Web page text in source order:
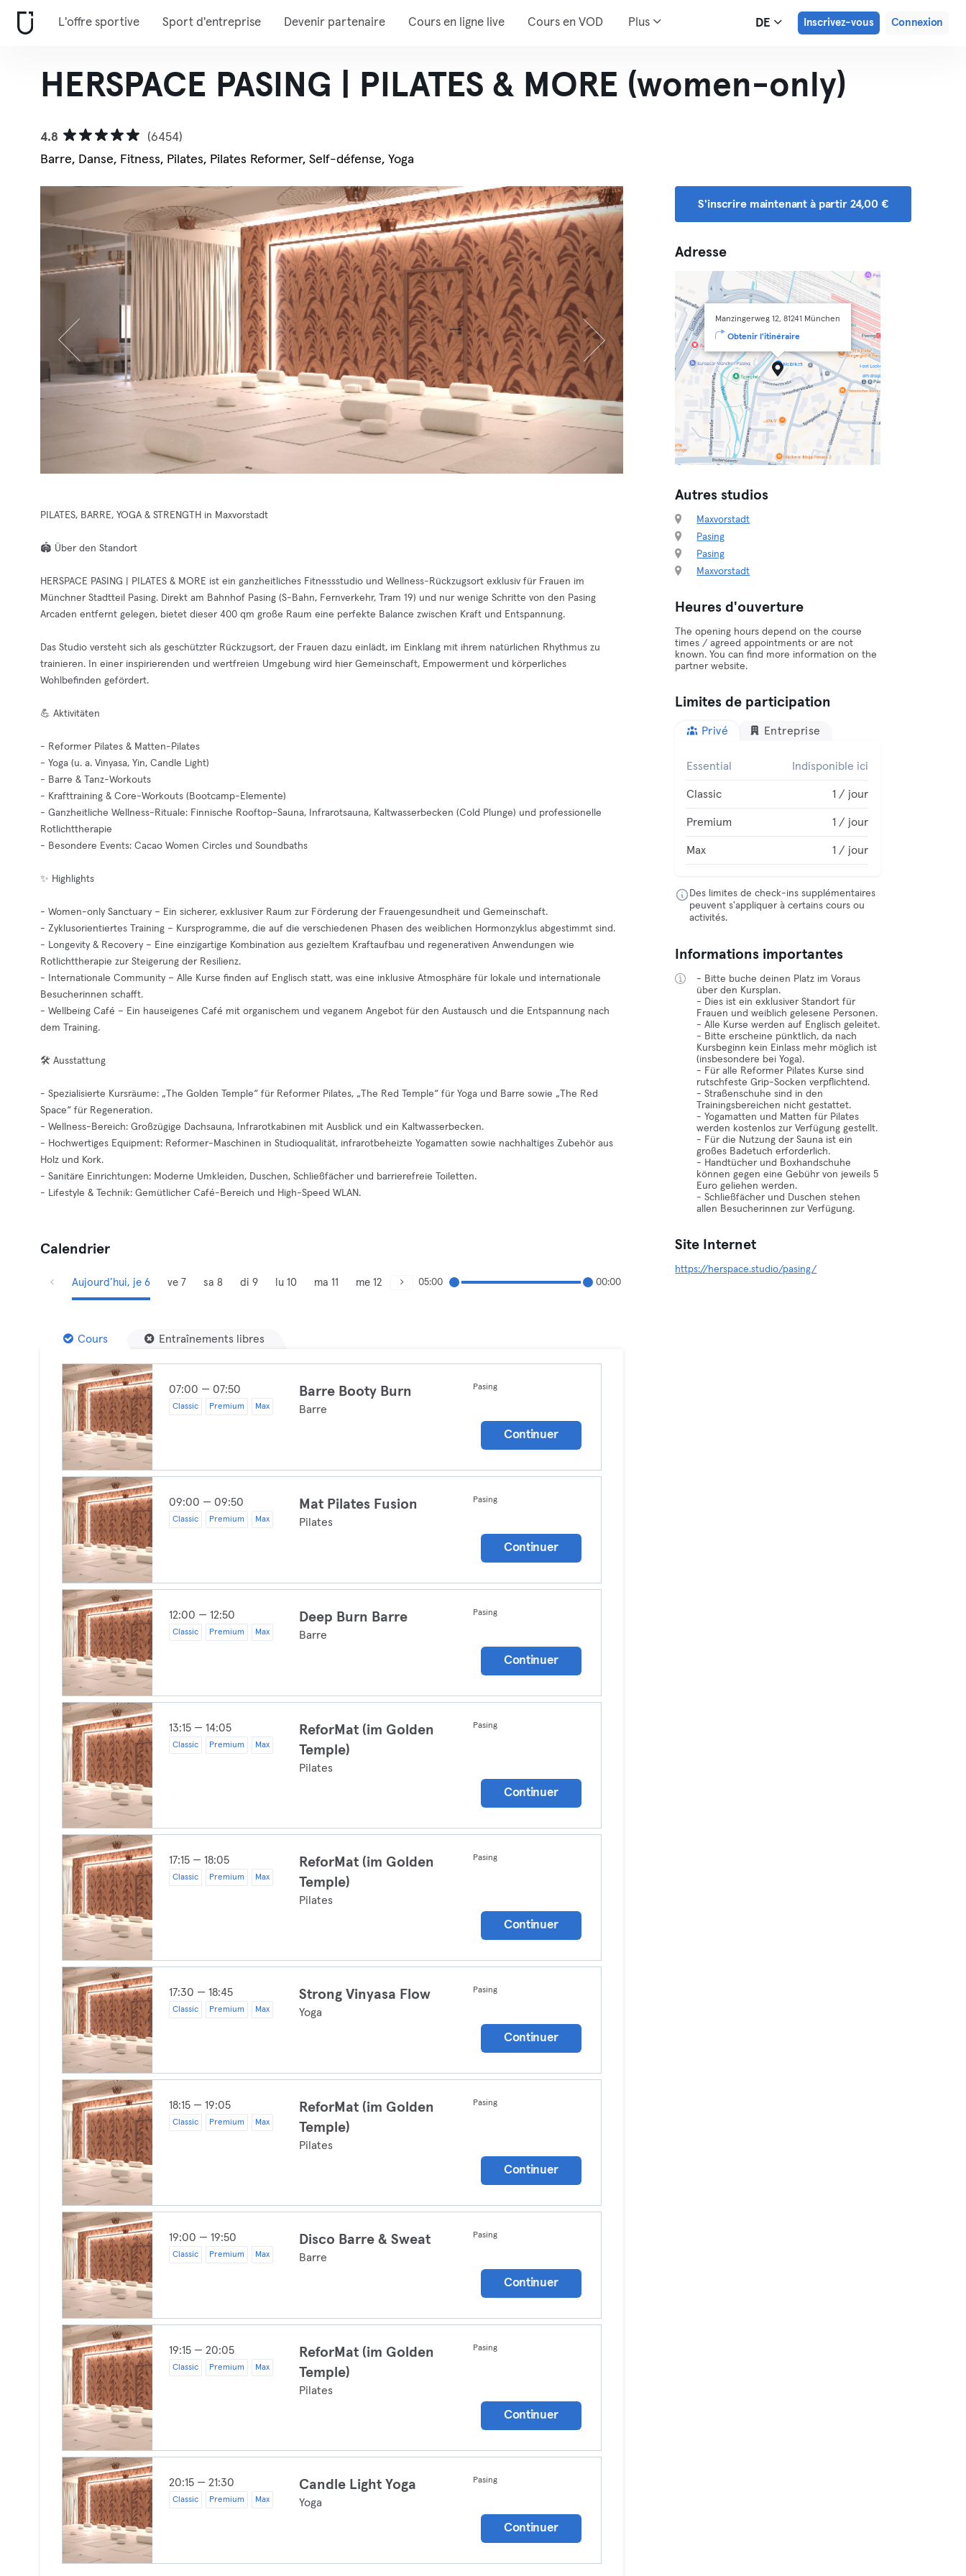
L'offre sportive Sport d'entreprise Devenir partenaire Cours en ligne live Cours en VOD Plus DE Inscrivez-vous Connexion
HERSPACE PASING | PILATES & MORE (women-only)
4.8
(6454)
Barre, Danse, Fitness, Pilates, Pilates Reformer, Self-défense, Yoga
PILATES, BARRE, YOGA & STRENGTH in Maxvorstadt
🏟️ Über den Standort
HERSPACE PASING | PILATES & MORE ist ein ganzheitliches Fitnessstudio und Wellness-Rückzugsort exklusiv für Frauen im
Münchner Stadtteil Pasing. Direkt am Bahnhof Pasing (S-Bahn, Fernverkehr, Tram 19) und nur wenige Schritte von den Pasing
Arcaden entfernt gelegen, bietet dieser 400 qm große Raum eine perfekte Balance zwischen Kraft und Entspannung.
Das Studio versteht sich als geschützter Rückzugsort, der Frauen dazu einlädt, im Einklang mit ihrem natürlichen Rhythmus zu
trainieren. In einer inspirierenden und wertfreien Umgebung wird hier Gemeinschaft, Empowerment und körperliches
Wohlbefinden gefördert.
💪 Aktivitäten
- Reformer Pilates & Matten-Pilates
- Yoga (u. a. Vinyasa, Yin, Candle Light)
- Barre & Tanz-Workouts
- Krafttraining & Core-Workouts (Bootcamp-Elemente)
- Ganzheitliche Wellness-Rituale: Finnische Rooftop-Sauna, Infrarotsauna, Kaltwasserbecken (Cold Plunge) und professionelle
Rotlichttherapie
- Besondere Events: Cacao Women Circles und Soundbaths
✨ Highlights
- Women-only Sanctuary – Ein sicherer, exklusiver Raum zur Förderung der Frauengesundheit und Gemeinschaft.
- Zyklusorientiertes Training – Kursprogramme, die auf die verschiedenen Phasen des weiblichen Hormonzyklus abgestimmt sind.
- Longevity & Recovery – Eine einzigartige Kombination aus gezieltem Kraftaufbau und regenerativen Anwendungen wie
Rotlichttherapie zur Steigerung der Resilienz.
- Internationale Community – Alle Kurse finden auf Englisch statt, was eine inklusive Atmosphäre für lokale und internationale
Besucherinnen schafft.
- Wellbeing Café – Ein hauseigenes Café mit organischem und veganem Angebot für den Austausch und die Entspannung nach
dem Training.
🛠️ Ausstattung
- Spezialisierte Kursräume: „The Golden Temple“ für Reformer Pilates, „The Red Temple“ für Yoga und Barre sowie „The Red
Space“ für Regeneration.
- Wellness-Bereich: Großzügige Dachsauna, Infrarotkabinen mit Ausblick und ein Kaltwasserbecken.
- Hochwertiges Equipment: Reformer-Maschinen in Studioqualität, infrarotbeheizte Yogamatten sowie nachhaltiges Zubehör aus
Holz und Kork.
- Sanitäre Einrichtungen: Moderne Umkleiden, Duschen, Schließfächer und barrierefreie Toiletten.
- Lifestyle & Technik: Gemütlicher Café-Bereich und High-Speed WLAN.
Calendrier
Aujourd’hui, je 6 ve 7 sa 8 di 9 lu 10 ma 11 me 12 05:00 00:00
Cours Entraînements libres
07:00 — 07:50
Classic Premium Max
Barre Booty Burn
Barre
Pasing
Continuer
09:00 — 09:50
Classic Premium Max
Mat Pilates Fusion
Pilates
Pasing
Continuer
12:00 — 12:50
Classic Premium Max
Deep Burn Barre
Barre
Pasing
Continuer
13:15 — 14:05
Classic Premium Max
ReforMat (im Golden
Temple)
Pilates
Pasing
Continuer
17:15 — 18:05
Classic Premium Max
ReforMat (im Golden
Temple)
Pilates
Pasing
Continuer
17:30 — 18:45
Classic Premium Max
Strong Vinyasa Flow
Yoga
Pasing
Continuer
18:15 — 19:05
Classic Premium Max
ReforMat (im Golden
Temple)
Pilates
Pasing
Continuer
19:00 — 19:50
Classic Premium Max
Disco Barre & Sweat
Barre
Pasing
Continuer
19:15 — 20:05
Classic Premium Max
ReforMat (im Golden
Temple)
Pilates
Pasing
Continuer
20:15 — 21:30
Classic Premium Max
Candle Light Yoga
Yoga
Pasing
Continuer
S'inscrire maintenant à partir 24,00 €
Adresse
Manzingerweg 12, 81241 München
Obtenir l'itinéraire
Autres studios
Maxvorstadt
Pasing
Pasing
Maxvorstadt
Heures d'ouverture
The opening hours depend on the course
times / agreed appointments or are not
known. You can find more information on the
partner website.
Limites de participation
Privé Entreprise
Essential Indisponible ici
Classic 1 / jour
Premium 1 / jour
Max 1 / jour
Des limites de check-ins supplémentaires
peuvent s'appliquer à certains cours ou
activités.
Informations importantes
- Bitte buche deinen Platz im Voraus
über den Kursplan.
- Dies ist ein exklusiver Standort für
Frauen und weiblich gelesene Personen.
- Alle Kurse werden auf Englisch geleitet.
- Bitte erscheine pünktlich, da nach
Kursbeginn kein Einlass mehr möglich ist
(insbesondere bei Yoga).
- Für alle Reformer Pilates Kurse sind
rutschfeste Grip-Socken verpflichtend.
- Straßenschuhe sind in den
Trainingsbereichen nicht gestattet.
- Yogamatten und Matten für Pilates
werden kostenlos zur Verfügung gestellt.
- Für die Nutzung der Sauna ist ein
großes Badetuch erforderlich.
- Handtücher und Boxhandschuhe
können gegen eine Gebühr von jeweils 5
Euro geliehen werden.
- Schließfächer und Duschen stehen
allen Besucherinnen zur Verfügung.
Site Internet
https://herspace.studio/pasing/